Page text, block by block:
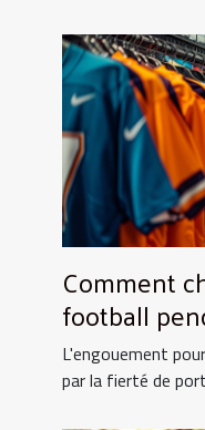
Comment
football
grande
L'engouement
par la fierté de